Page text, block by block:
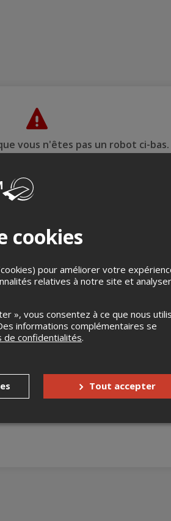
vous n'êtes pas un robot ci-bas.
J0K2A0
Aucun remboursement
cookies
pour améliorer votre
relatives à notre site et
», vous consentez à ce que nous
informations complémentaires se
de confidentialités.
Tout accepter